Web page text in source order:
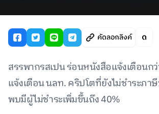
คัดลอกลิงค์
สรรพากรสเปน ร่อนหนังสือแจ้งเตือนก
แจ้งเตือน นลท. คริปโตที่ยังไม่ชำระภา
พบมีผู้ไม่ชำระเพิ่มขึ้นถึง 40%